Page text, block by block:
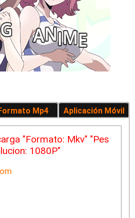
Mp4 Aplicación Móvil
"Formato: Mkv" "Pes
1080P"